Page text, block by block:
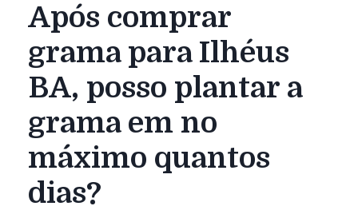
Após comprar
grama para Ilhéus
BA, posso plantar a
grama em no
máximo quantos
dias?